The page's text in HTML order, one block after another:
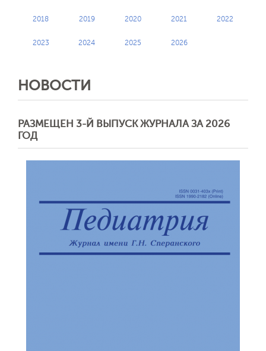
2018 2019 2020 2021 2022
2023 2024 2025 2026
НОВОСТИ
РАЗМЕЩЕН 3-Й ВЫПУСК ЖУРНАЛА ЗА 2026
ГОД